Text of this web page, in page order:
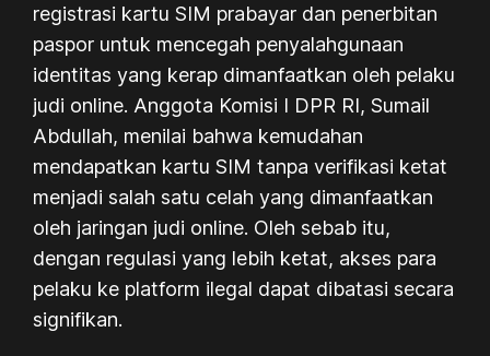
registrasi kartu SIM prabayar dan penerbitan
paspor untuk mencegah penyalahgunaan
identitas yang kerap dimanfaatkan oleh pelaku
judi online. Anggota Komisi I DPR RI, Sumail
Abdullah, menilai bahwa kemudahan
mendapatkan kartu SIM tanpa verifikasi ketat
menjadi salah satu celah yang dimanfaatkan
oleh jaringan judi online. Oleh sebab itu,
dengan regulasi yang lebih ketat, akses para
pelaku ke platform ilegal dapat dibatasi secara
signifikan.